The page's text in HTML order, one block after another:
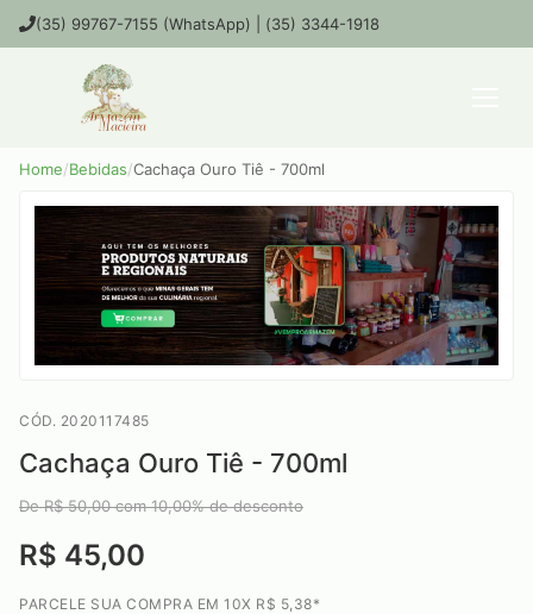
(35) 99767-7155 (WhatsApp) | (35) 3344-1918
Home/Bebidas/Cachaça Ouro Tiê - 700ml
CÓD. 2020117485
Cachaça Ouro Tiê - 700ml
De R$50,00com10,00% de desconto
R$ 45,00
PARCELE SUA COMPRA EM 10X R$ 5,38*